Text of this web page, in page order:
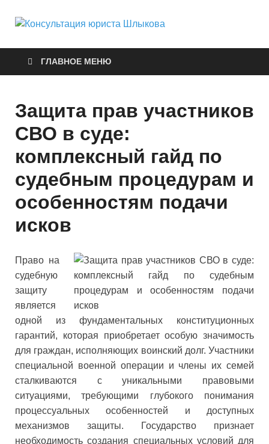
юриста
ГЛАВНОЕ МЕНЮ
Защита прав участников
СВО в суде:
комплексный гайд по
судебным процедурам и
особенностям подачи
исков
Право на
судебную
защиту
является
одной из фундаментальных конституционных
гарантий, которая приобретает особую значимость
для граждан, исполняющих воинский долг. Участники
специальной военной операции и члены их семей
сталкиваются с уникальными правовыми
ситуациями, требующими глубокого понимания
процессуальных особенностей и доступных
механизмов защиты. Государство признает
необходимость создания специальных условий для